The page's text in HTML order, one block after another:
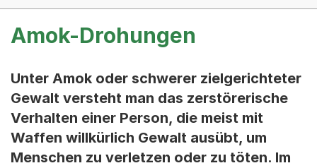
Amok-Drohungen
Unter Amok oder schwerer zielgerichteter
Gewalt versteht man das zerstörerische
Verhalten einer Person, die meist mit
Waffen willkürlich Gewalt ausübt, um
Menschen zu verletzen oder zu töten. Im